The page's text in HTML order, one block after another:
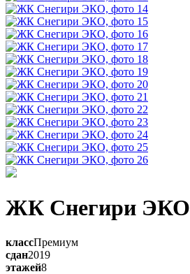
ЖК Снегири ЭКО
классПремиум
сдан2019
этажей8